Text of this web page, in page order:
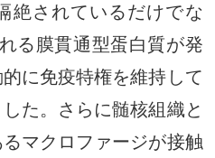
絶されているだけでな
る膜貫通型蛋白質が発
に免疫特権を維持して
た。さらに髄核組織と
マクロファージが接触